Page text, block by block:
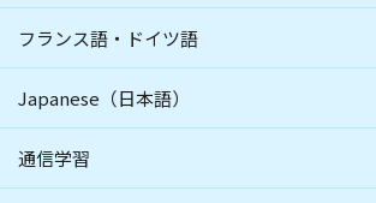
フランス語・ドイツ語
Japanese（日本語）
通信学習